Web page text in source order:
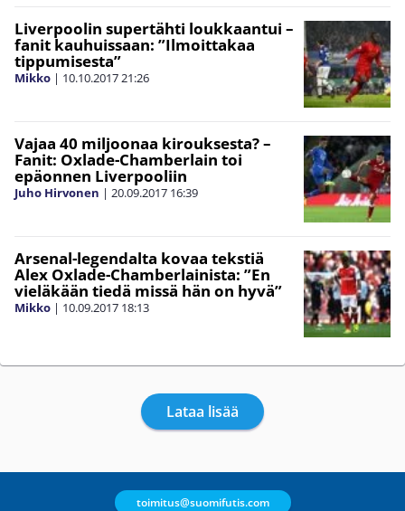
Liverpoolin supertähti loukkaantui –
fanit kauhuissaan: ”Ilmoittakaa
tippumisesta”
Mikko | 10.10.201721:26
Vajaa 40 miljoonaa kirouksesta? –
Fanit: Oxlade-Chamberlain toi
epäonnen Liverpooliin
Juho Hirvonen | 20.09.2017 16:39
Arsenal-legendalta kovaa tekstiä
Alex Oxlade-Chamberlainista: ”En
vieläkään tiedä missä hän on hyvä”
Mikko | 10.09.2017 18:13
Lataa lisää
toimitus@suomifutis.com